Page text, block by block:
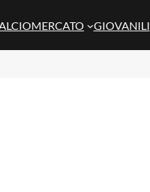
GIOVANILI